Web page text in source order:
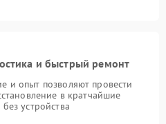
и быстрый ремонт
и опыт позволяют провести
в кратчайшие
устройства